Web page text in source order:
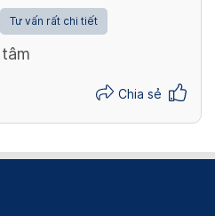
Tư vấn rất chi tiết
Chia sẻ